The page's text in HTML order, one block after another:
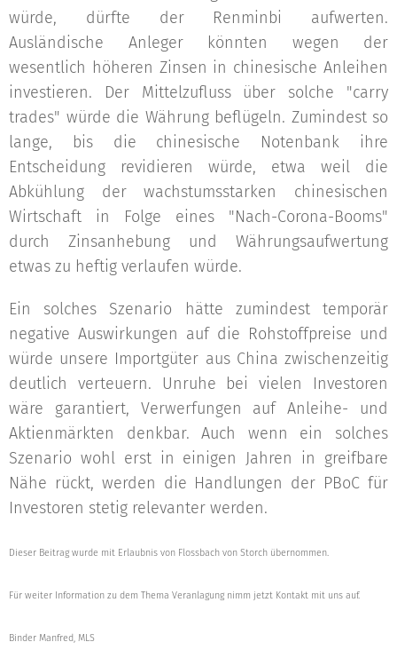
würde, dürfte der Renminbi aufwerten.
Ausländische Anleger könnten wegen der
wesentlich höheren Zinsen in chinesische Anleihen
investieren. Der Mittelzufluss über solche "carry
trades" würde die Währung beflügeln. Zumindest so
lange, bis die chinesische Notenbank ihre
Entscheidung revidieren würde, etwa weil die
Abkühlung der wachstumsstarken chinesischen
Wirtschaft in Folge eines "Nach-Corona-Booms"
durch Zinsanhebung und Währungsaufwertung
etwas zu heftig verlaufen würde.
Ein solches Szenario hätte zumindest temporär
negative Auswirkungen auf die Rohstoffpreise und
würde unsere Importgüter aus China zwischenzeitig
deutlich verteuern. Unruhe bei vielen Investoren
wäre garantiert, Verwerfungen auf Anleihe- und
Aktienmärkten denkbar. Auch wenn ein solches
Szenario wohl erst in einigen Jahren in greifbare
Nähe rückt, werden die Handlungen der PBoC für
Investoren stetig relevanter werden.
Dieser Beitrag wurde mit Erlaubnis von Flossbach von Storch übernommen.
Für weiter Information zu dem Thema Veranlagung nimm jetzt Kontakt mit uns auf.
Binder Manfred, MLS